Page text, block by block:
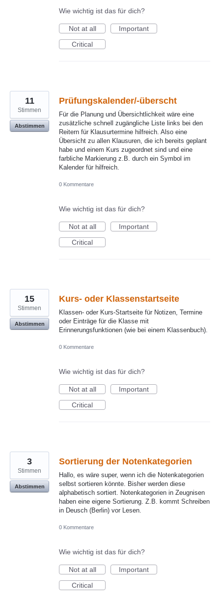
Wie wichtig ist das für dich?
Not at all
Important
Critical
Prüfungskalender/-überscht
Für die Planung und Übersichtlichkeit wäre eine
zusätzliche schnell zugängliche Liste links bei den
Reitern für Klausurtermine hilfreich. Also eine
Übersicht zu allen Klausuren, die ich bereits geplant
habe und einem Kurs zugeordnet sind und eine
farbliche Markierung z.B. durch ein Symbol im
Kalender für hilfreich.
11
Stimmen
Abstimmen
0 Kommentare
Wie wichtig ist das für dich?
Not at all
Important
Critical
Kurs- oder Klassenstartseite
Klassen- oder Kurs-Startseite für Notizen, Termine
oder Einträge für die Klasse mit
Erinnerungsfunktionen (wie bei einem Klassenbuch).
15
Stimmen
Abstimmen
0 Kommentare
Wie wichtig ist das für dich?
Not at all
Important
Critical
Sortierung der Notenkategorien
Hallo, es wäre super, wenn ich die Notenkategorien
selbst sortieren könnte. Bisher werden diese
alphabetisch sortiert. Notenkategorien in Zeugnisen
haben eine eigene Sortierung. Z.B. kommt Schreiben
in Deusch (Berlin) vor Lesen.
3
Stimmen
Abstimmen
0 Kommentare
Wie wichtig ist das für dich?
Not at all
Important
Critical